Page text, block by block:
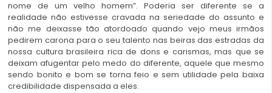
nome de um velho homem”. Poderia ser diferente se a
realidade não estivesse cravada na seriedade do assunto e
não me deixasse tão atordoado quando vejo meus irmãos
pedirem carona para o seu talento nas beiras das estradas da
nossa cultura brasileira rica de dons e carismas, mas que se
deixam afugentar pelo medo do diferente, aquele que mesmo
sendo bonito e bom se torna feio e sem utilidade pela baixa
credibilidade dispensada a eles.